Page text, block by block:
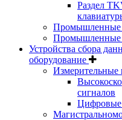
Раздел
Промышленные
Промышленные
Устройства сбора
оборудование
Измерительные
сигналов
Цифровые